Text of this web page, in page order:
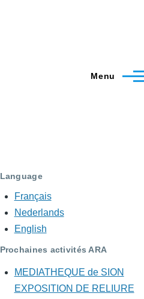
Menu
Language
Français
Nederlands
English
Prochaines activités ARA
MEDIATHEQUE de SION
EXPOSITION DE RELIURE